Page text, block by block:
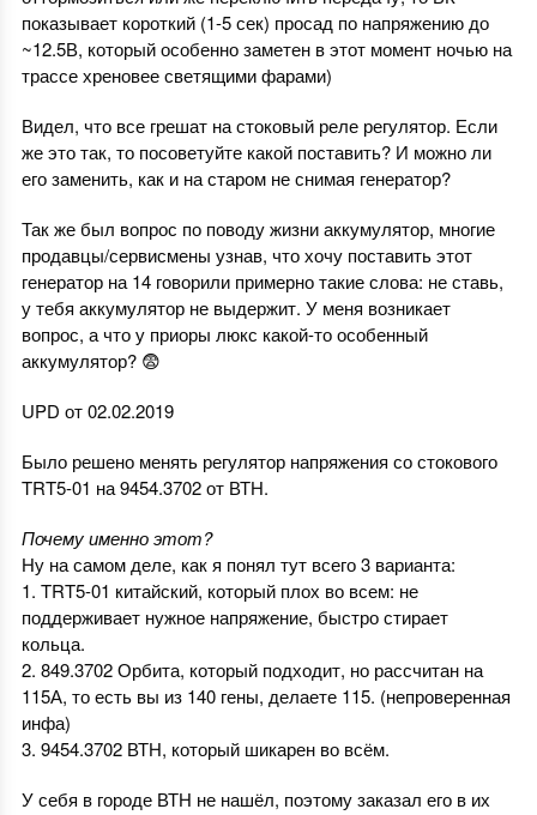
показывает короткий (1-5 сек) просад по напряжению до
~12.5В, который особенно заметен в этот момент ночью на
трассе хреновее светящими фарами)
Видел, что все грешат на стоковый реле регулятор. Если
же это так, то посоветуйте какой поставить? И можно ли
его заменить, как и на старом не снимая генератор?
Так же был вопрос по поводу жизни аккумулятор, многие
продавцы/сервисмены узнав, что хочу поставить этот
генератор на 14 говорили примерно такие слова: не ставь,
у тебя аккумулятор не выдержит. У меня возникает
вопрос, а что у приоры люкс какой-то особенный
аккумулятор? 😨
UPD от 02.02.2019
Было решено менять регулятор напряжения со стокового
TRT5-01 на 9454.3702 от ВТН.
Почему именно этот?
Ну на самом деле, как я понял тут всего 3 варианта:
1. TRT5-01 китайский, который плох во всем: не
поддерживает нужное напряжение, быстро стирает
кольца.
2. 849.3702 Орбита, который подходит, но рассчитан на
115А, то есть вы из 140 гены, делаете 115. (непроверенная
инфа)
3. 9454.3702 ВТН, который шикарен во всём.
У себя в городе ВТН не нашёл, поэтому заказал его в их